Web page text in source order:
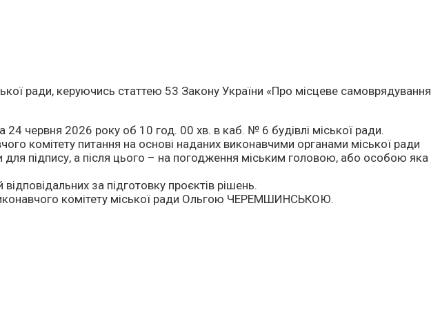
ради, керуючись статтею 53 Закону України «Про місцеве самоврядування
24 червня 2026 року об 10 год. 00 хв. в каб. № 6 будівлі міської ради.
комітету питання на основі наданих виконавчими органами міської ради
для підпису, а після цього – на погодження міським головою, або особою яка
за підготовку проєктів рішень.
комітету міської ради Ольгою ЧЕРЕМШИНСЬКОЮ.